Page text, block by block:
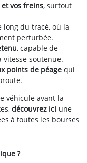
vos freins, surtout
long du tracé, où la
perturbée.
, capable de
soutenue.
points de péage qui
véhicule avant la
découvrez ici une
à toutes les bourses
?